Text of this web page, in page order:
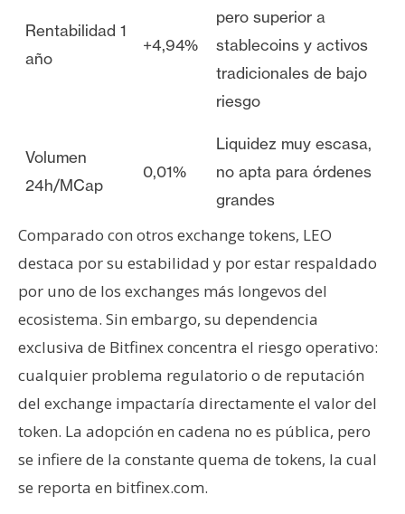
Rentabilidad 1
año
+4,94%
pero superior a
stablecoins y activos
tradicionales de bajo
riesgo
Volumen
24h/MCap
0,01%
Liquidez muy escasa,
no apta para órdenes
grandes
Comparado con otros exchange tokens, LEO
destaca por su estabilidad y por estar respaldado
por uno de los exchanges más longevos del
ecosistema. Sin embargo, su dependencia
exclusiva de Bitfinex concentra el riesgo operativo:
cualquier problema regulatorio o de reputación
del exchange impactaría directamente el valor del
token. La adopción en cadena no es pública, pero
se infiere de la constante quema de tokens, la cual
se reporta en bitfinex.com.